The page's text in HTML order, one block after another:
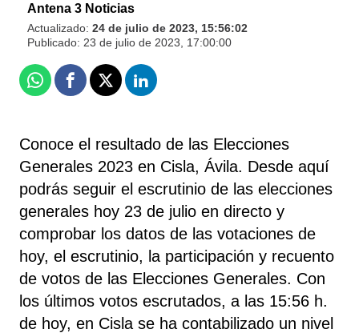
Antena 3 Noticias
Actualizado: 24 de julio de 2023, 15:56:02
Publicado: 23 de julio de 2023, 17:00:00
WhatsappFacebook
X Linkedin
Conoce el resultado de las Elecciones
Generales 2023 en Cisla, Ávila. Desde aquí
podrás seguir el escrutinio de las elecciones
generales hoy 23 de julio en directo y
comprobar los datos de las votaciones de
hoy, el escrutinio, la participación y recuento
de votos de las Elecciones Generales. Con
los últimos votos escrutados, a las 15:56 h.
de hoy, en Cisla se ha contabilizado un nivel